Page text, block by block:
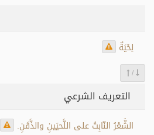
لِحْيَةٌ
/
التعريف الشرعي
الشَّعْرُ النّابِتُ على اللَّحيَينِ والذَّقَنِ.